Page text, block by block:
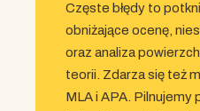
Częste błędy to
obniżające ocenę,
oraz analiza
teorii. Zdarza się też
MLA i APA. Pilnujemy